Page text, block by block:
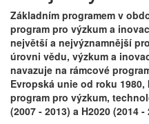
Základním programem v
program pro výzkum a
největší a nejvýznamnější
úrovni vědu, výzkum a
navazuje na rámcové
Evropská unie od roku
program pro výzkum,
(2007 - 2013) a H2020 (2014 -